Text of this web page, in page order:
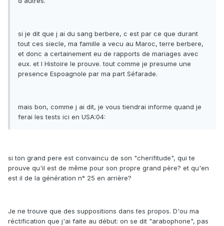
si je dit que j ai du sang berbere, c est par ce que durant
tout ces siecle, ma famille a vecu au Maroc, terre berbere,
et donc a certainement eu de rapports de mariages avec
eux. et l Histoire le prouve. tout comme je presume une
presence Espoagnole par ma part Séfarade.
mais bon, comme j ai dit, je vous tiendrai informe quand je
ferai les tests ici en USA:04:
si ton grand pere est convaincu de son "cherifitude", qui te
prouve qu'il est de même pour son propre grand père? et qu'en
est il de la génération n° 25 en arrière?
Je ne trouve que des suppositions dans tes propos. D'ou ma
réctification que j'ai faite au début: on se dit "arabophone", pas